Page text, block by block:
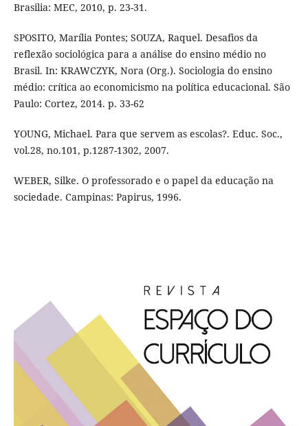
Brasilia: MEC, 2010, p. 23-31.
SPOSITO, Marília Pontes; SOUZA, Raquel. Desafios da
reflexão sociológica para a análise do ensino médio no
Brasil. In: KRAWCZYK, Nora (Org.). Sociologia do ensino
médio: crítica ao economicismo na política educacional. São
Paulo: Cortez, 2014. p. 33-62
YOUNG, Michael. Para que servem as escolas?. Educ. Soc.,
vol.28, no.101, p.1287-1302, 2007.
WEBER, Silke. O professorado e o papel da educação na
sociedade. Campinas: Papirus, 1996.